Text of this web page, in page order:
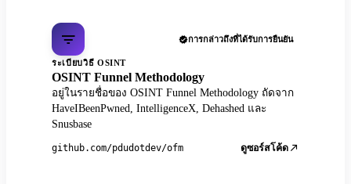
การกล่าวถึงที่ได้รับการยืนยัน
ระเบียบวิธี OSINT
OSINT Funnel Methodology
อยู่ในรายชื่อของ OSINT Funnel Methodology ถัดจาก
HaveIBeenPwned, IntelligenceX, Dehashed และ
Snusbase
github.com/pdudotdev/ofm ดูซอร์สโค้ด